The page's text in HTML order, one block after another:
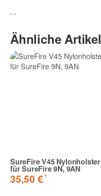
, ,
Ähnliche Artikel
SureFire V45 Nylonholster
für SureFire 9N, 9AN
35,50 €*